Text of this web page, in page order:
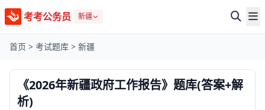
考考公务员 新疆
首页 > 考试题库 > 新疆
《2026年新疆政府工作报告》题库(答案+解
析)